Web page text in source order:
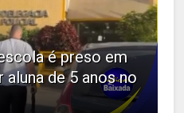
é preso em
de 5 anos no